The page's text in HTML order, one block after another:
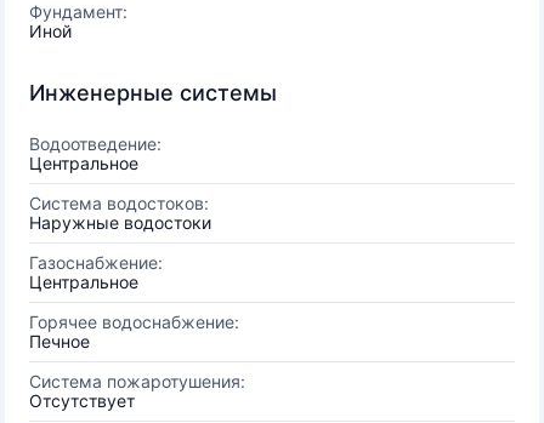
Фундамент:
Иной
Инженерные системы
Водоотведение:
Центральное
Система водостоков:
Наружные водостоки
Газоснабжение:
Центральное
Горячее водоснабжение:
Печное
Система пожаротушения:
Отсутствует